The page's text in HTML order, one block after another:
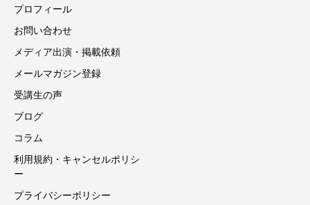
プロフィール
お問い合わせ
メディア出演・掲載依頼
メールマガジン登録
受講生の声
ブログ
コラム
利用規約・キャンセルポリシ
ー
プライバシーポリシー